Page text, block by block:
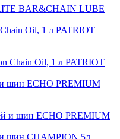
Oil, 1 л PATRIOT
шин ECHO PREMIUM
шин CHAMPION 5л